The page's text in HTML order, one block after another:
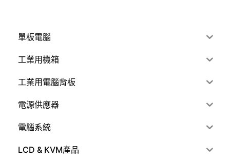
單板電腦
工業用機箱
工業用電腦背板
電源供應器
電腦系統
LCD & KVM產品